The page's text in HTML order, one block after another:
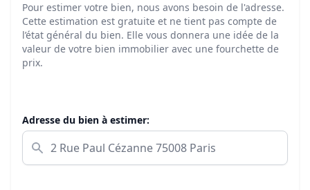
Pour estimer votre bien, nous avons besoin de l'adresse.
Cette estimation est gratuite et ne tient pas compte de
l’état général du bien. Elle vous donnera une idée de la
valeur de votre bien immobilier avec une fourchette de
prix.
Adresse du bien à estimer: